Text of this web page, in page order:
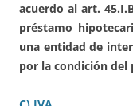
acuerdo al art.
préstamo
una entidad de
por la condición del